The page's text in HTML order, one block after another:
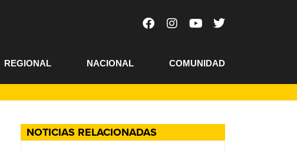
REGIONAL NACIONAL COMUNIDAD
NOTICIAS RELACIONADAS